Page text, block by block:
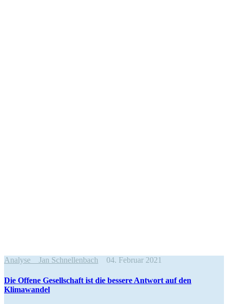
Analyse Jan Schnellenbach 04. Februar 2021
Die Offene Gesell­schaft ist die bessere Antwort auf den
Klimawandel